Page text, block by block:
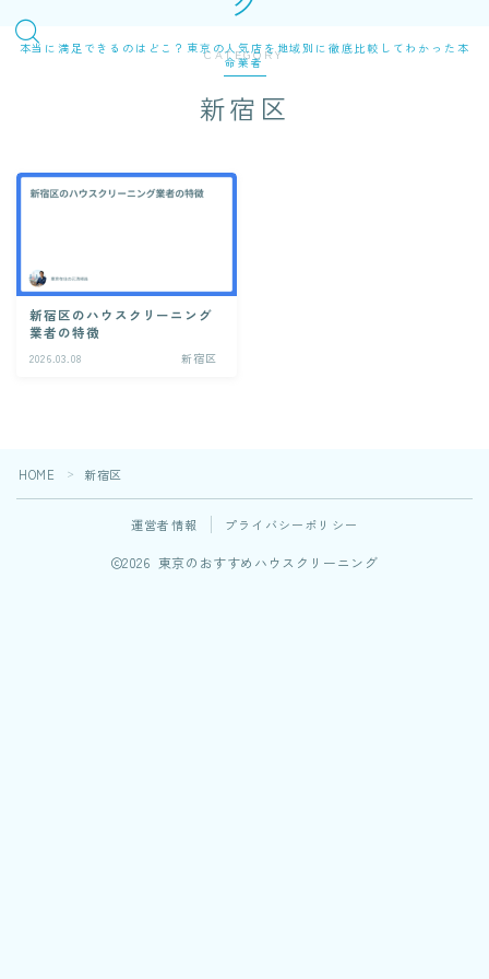
本当に満足できるのはどこ？東京の人気店を地域別に徹底比較してわかった本
命業者
CATEGORY
新宿区
新宿区のハウスクリーニング
業者の特徴
2026.03.08 新宿区
HOME ＞ 新宿区
運営者情報 プライバシーポリシー
2026 東京のおすすめハウスクリーニング